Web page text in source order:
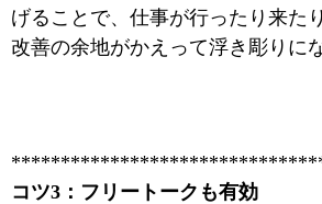
げることで、仕事が行ったり来た
改善の余地がかえって浮き彫りに
コツ3：フリートークも有効